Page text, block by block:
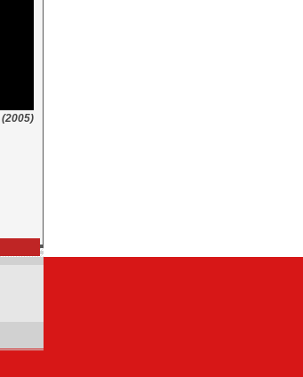
(2005)